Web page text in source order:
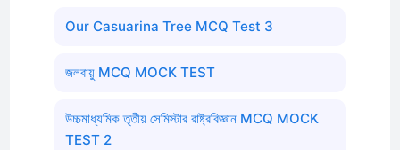
Our Casuarina Tree MCQ Test 3
জলবায়ু MCQ MOCK TEST
উচ্চমাধ্যমিক তৃতীয় সেমিস্টার রাষ্ট্রবিজ্ঞান MCQ MOCK
TEST 2